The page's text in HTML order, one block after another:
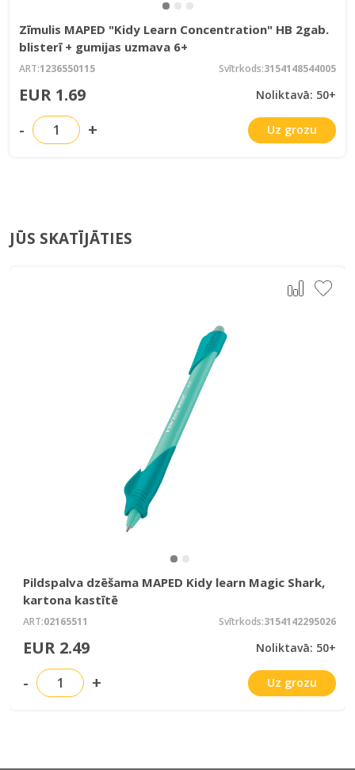
Zīmulis MAPED "Kidy Learn Concentration" HB 2gab.
blisterī + gumijas uzmava 6+
ART:1236550115 Svītrkods:3154148544005
EUR 1.69 Noliktavā: 50+
- + Uz grozu
JŪS SKATĪJĀTIES
Pildspalva dzēšama MAPED Kidy learn Magic Shark,
kartona kastītē
ART:02165511 Svītrkods:3154142295026
EUR 2.49 Noliktavā: 50+
- + Uz grozu